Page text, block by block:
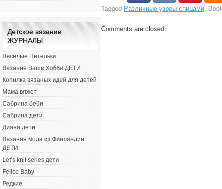
Tagged Различные узоры спицами.
Comments are closed.
Детское вязание
ЖУРНАЛЫ
Веселые Петельки
Вязание Ваше Хобби ДЕТИ
Копилка вязаных идей для детей
Мама вяжет
Сабрина беби
Сабрина дети
Диана дети
Вязаная мода из Финляндии
ДЕТИ
Let’s knit series дети
Felice Baby
Редкие